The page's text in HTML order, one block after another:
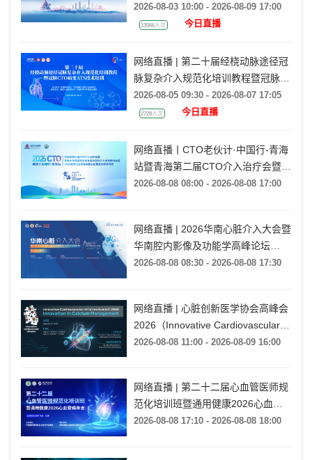
暨岭南瓣膜会（VMDT2026）
2026-08-03 10:00 - 2026-08-09 17:00
13066人次 今日直播
网络直播 | 第二十届经桡动脉途径冠
脉复杂介入规范化培训教程暨冠脉
CTO病变ATS技术培训（TCC
2026）
2026-08-05 09:30 - 2026-08-07 17:05
2728人次 今日直播
网络直播丨CTO老伙计·中国行-青海
站暨青海第二届CTO介入治疗会暨青
海大学附属医院首届复杂冠脉介入诊
2026-08-08 08:00 - 2026-08-08 17:00
网络直播 | 2026华南心脏介入大会暨
华南腔内影像及功能学高峰论坛
·CCEC花城影秀暨CCI广州行（SCIF
2026-08-08 08:30 - 2026-08-08 17:30
网络直播 | 心脏创新医学协会高峰会
2026（Innovative Cardiovascular
Initiative Summit 2026）
2026-08-08 11:00 - 2026-08-09 16:00
网络直播 | 第二十二届心血管医师规
范化培训班暨通用健康2026心血管
病年会
2026-08-08 17:10 - 2026-08-08 18:00